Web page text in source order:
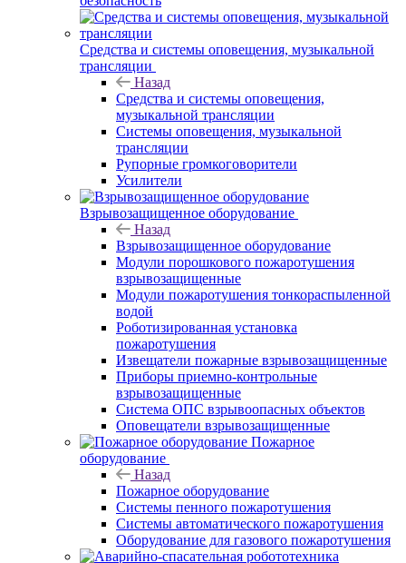
Средства и системы оповещения, музыкальной
трансляции
Назад
Средства и системы оповещения,
музыкальной трансляции
Системы оповещения, музыкальной
трансляции
Рупорные громкоговорители
Усилители
Взрывозащищенное оборудование
Назад
Взрывозащищенное оборудование
Модули порошкового пожаротушения
взрывозащищенные
Модули пожаротушения тонкораспыленной
водой
Роботизированная установка
пожаротушения
Извещатели пожарные взрывозащищенные
Приборы приемно-контрольные
взрывозащищенные
Система ОПС взрывоопасных объектов
Оповещатели взрывозащищенные
Пожарное
оборудование
Назад
Пожарное оборудование
Системы пенного пожаротушения
Системы автоматического пожаротушения
Оборудование для газового пожаротушения